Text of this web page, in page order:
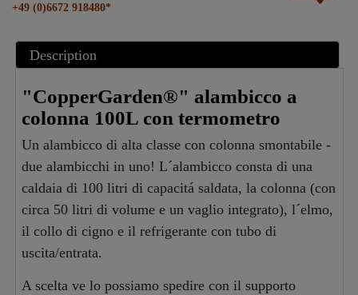
+49 (0)6672 918480*
Description
"CopperGarden®" alambicco a
colonna 100L con termometro
Un alambicco di alta classe con colonna smontabile -
due alambicchi in uno! L´alambicco consta di una
caldaia di 100 litri di capacitá saldata, la colonna (con
circa 50 litri di volume e un vaglio integrato), l´elmo,
il collo di cigno e il refrigerante con tubo di
uscita/entrata.
A scelta ve lo possiamo spedire con il supporto